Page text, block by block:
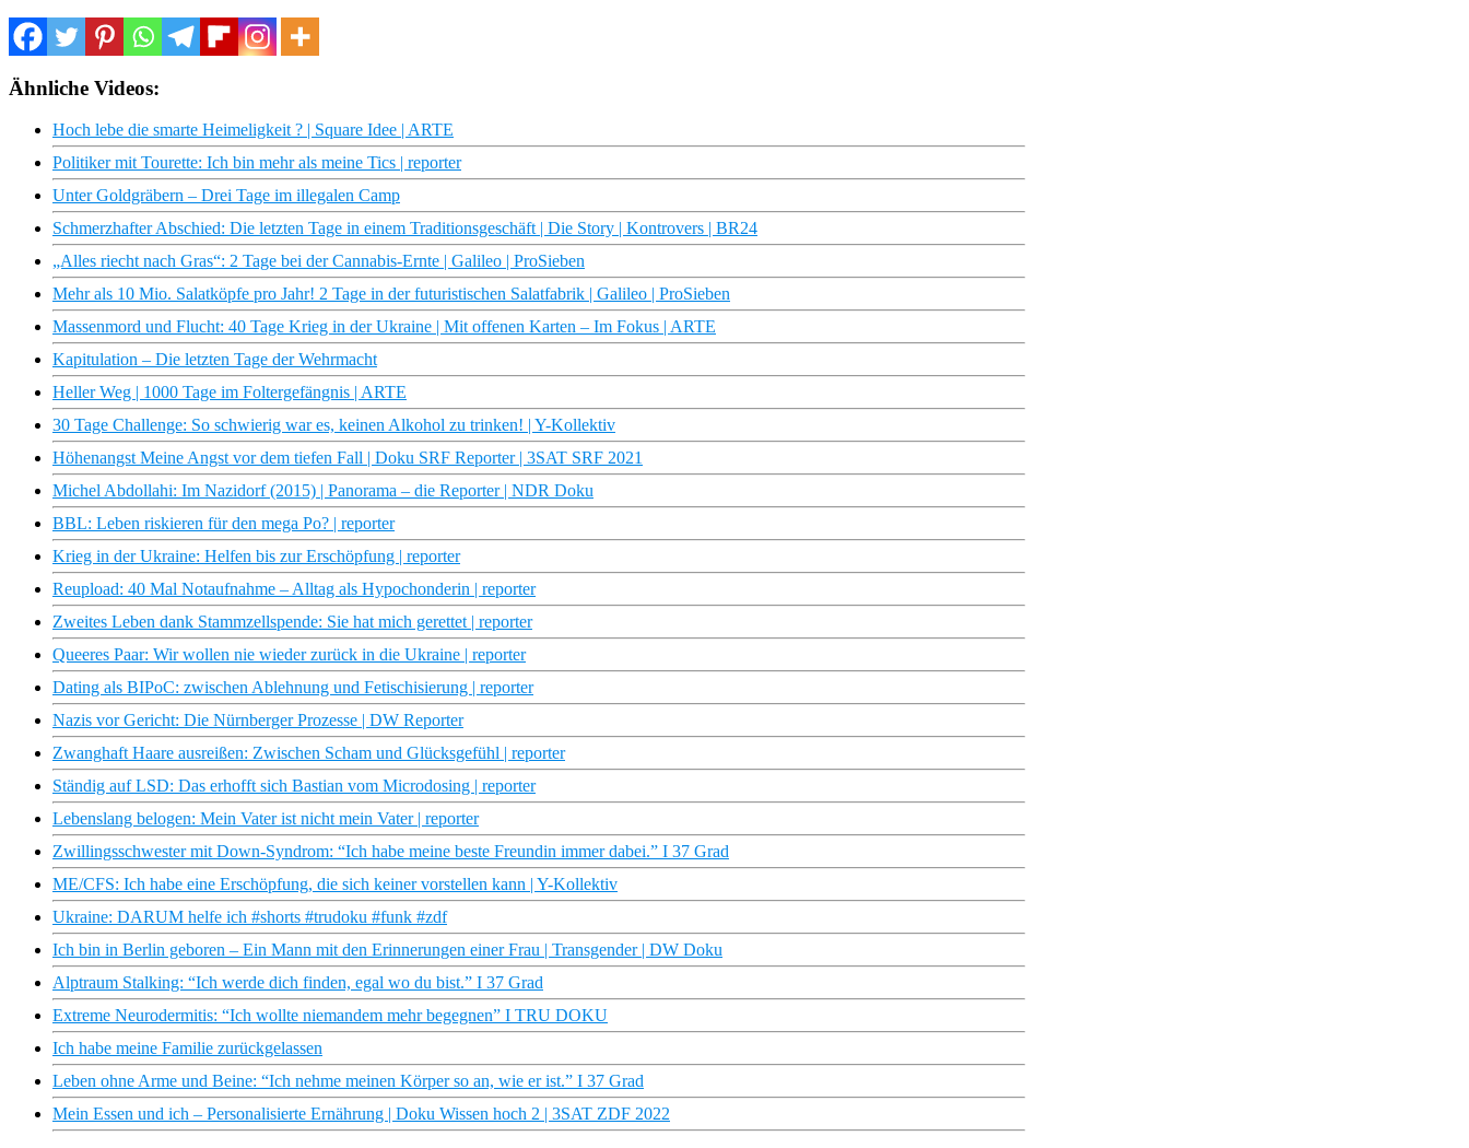
Ähnliche Videos:
Hoch lebe die smarte Heimeligkeit ? | Square Idee | ARTE
Politiker mit Tourette: Ich bin mehr als meine Tics | reporter
Unter Goldgräbern – Drei Tage im illegalen Camp
Schmerzhafter Abschied: Die letzten Tage in einem Traditionsgeschäft | Die Story | Kontrovers | BR24
„Alles riecht nach Gras“: 2 Tage bei der Cannabis-Ernte | Galileo | ProSieben
Mehr als 10 Mio. Salatköpfe pro Jahr! 2 Tage in der futuristischen Salatfabrik | Galileo | ProSieben
Massenmord und Flucht: 40 Tage Krieg in der Ukraine | Mit offenen Karten – Im Fokus | ARTE
Kapitulation – Die letzten Tage der Wehrmacht
Heller Weg | 1000 Tage im Foltergefängnis | ARTE
30 Tage Challenge: So schwierig war es, keinen Alkohol zu trinken! | Y-Kollektiv
Höhenangst Meine Angst vor dem tiefen Fall | Doku SRF Reporter | 3SAT SRF 2021
Michel Abdollahi: Im Nazidorf (2015) | Panorama – die Reporter | NDR Doku
BBL: Leben riskieren für den mega Po? | reporter
Krieg in der Ukraine: Helfen bis zur Erschöpfung | reporter
Reupload: 40 Mal Notaufnahme – Alltag als Hypochonderin | reporter
Zweites Leben dank Stammzellspende: Sie hat mich gerettet | reporter
Queeres Paar: Wir wollen nie wieder zurück in die Ukraine | reporter
Dating als BIPoC: zwischen Ablehnung und Fetischisierung | reporter
Nazis vor Gericht: Die Nürnberger Prozesse | DW Reporter
Zwanghaft Haare ausreißen: Zwischen Scham und Glücksgefühl | reporter
Ständig auf LSD: Das erhofft sich Bastian vom Microdosing | reporter
Lebenslang belogen: Mein Vater ist nicht mein Vater | reporter
Zwillingsschwester mit Down-Syndrom: “Ich habe meine beste Freundin immer dabei.” I 37 Grad
ME/CFS: Ich habe eine Erschöpfung, die sich keiner vorstellen kann | Y-Kollektiv
Ukraine: DARUM helfe ich #shorts #trudoku #funk #zdf
Ich bin in Berlin geboren – Ein Mann mit den Erinnerungen einer Frau | Transgender | DW Doku
Alptraum Stalking: “Ich werde dich finden, egal wo du bist.” I 37 Grad
Extreme Neurodermitis: “Ich wollte niemandem mehr begegnen” I TRU DOKU
Ich habe meine Familie zurückgelassen
Leben ohne Arme und Beine: “Ich nehme meinen Körper so an, wie er ist.” I 37 Grad
Mein Essen und ich – Personalisierte Ernährung | Doku Wissen hoch 2 | 3SAT ZDF 2022